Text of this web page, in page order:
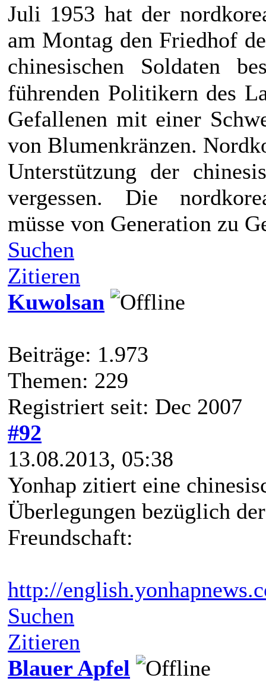
Juli 1953 hat der
am Montag den Friedhof
chinesischen Soldaten
führenden Politikern des
Gefallenen mit einer
von Blumenkränzen.
Unterstützung der
vergessen. Die
müsse von Generation zu
Suchen
Zitieren
Kuwolsan
Beiträge: 1.973
Themen: 229
Registriert seit: Dec 2007
#92
13.08.2013, 05:38
Yonhap zitiert eine
Überlegungen bezüglich
Freundschaft:
http://
Suchen
Zitieren
Blauer Apfel